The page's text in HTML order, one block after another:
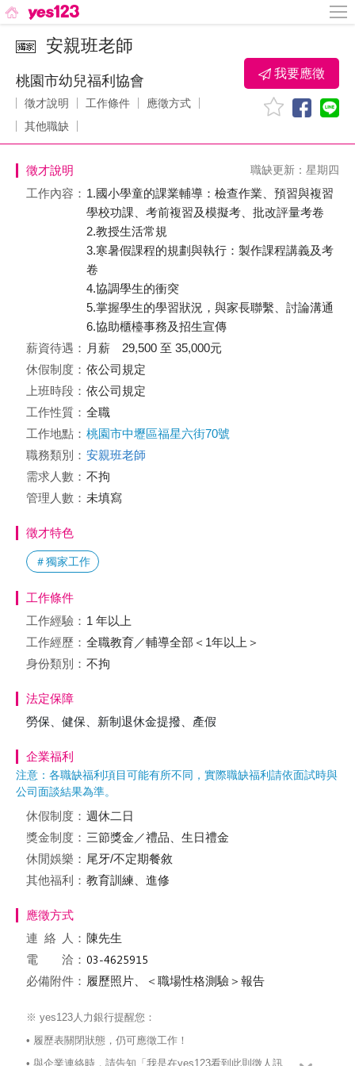
安親班老師
桃園市幼兒福利協會
徵才說明 工作條件
應徵方式
其他職缺
我要應徵
徵才說明 職缺更新：星期四
工作內容： 1.國小學童的課業輔導：檢查作業、預習與複習
學校功課、考前複習及模擬考、批改評量考卷
2.教授生活常規
3.寒暑假課程的規劃與執行：製作課程講義及考
卷
4.協調學生的衝突
5.掌握學生的學習狀況，與家長聯繫、討論溝通
6.協助櫃檯事務及招生宣傳
薪資待遇： 月薪 29,500 至 35,000元
休假制度： 依公司規定
上班時段： 依公司規定
工作性質： 全職
工作地點： 桃園市中壢區福星六街70號
職務類別： 安親班老師
需求人數： 不拘
管理人數： 未填寫
徵才特色
＃獨家工作
工作條件
工作經驗： 1 年以上
工作經歷： 全職教育／輔導全部＜1年以上＞
身份類別： 不拘
法定保障
勞保、健保、新制退休金提撥、產假
企業福利
注意：各職缺福利項目可能有所不同，實際職缺福利請依面試時與
公司面談結果為準。
休假制度： 週休二日
獎金制度： 三節獎金／禮品、生日禮金
休閒娛樂： 尾牙/不定期餐敘
其他福利： 教育訓練、進修
應徵方式
連絡
人： 陳先生
電 洽：
必備附件： 履歷照片、＜職場性格測驗＞報告
※ yes123人力銀行提醒您：
• 履歷表關閉狀態，仍可應徵工作！
• 與企業連絡時，請告知「我是在yes123看到此則徵人訊